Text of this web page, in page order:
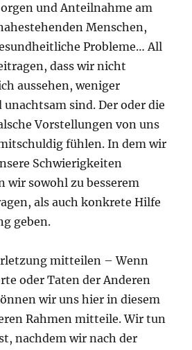
und Anteilnahme am
Menschen,
Probleme… All
dass wir nicht
aussehen, weniger
unachtsam sind. Der oder die
Vorstellungen von uns
fühlen. In dem wir
Schwierigkeiten
sowohl zu besserem
als auch konkrete Hilfe
geben.
mitteilen – Wenn
oder Taten der Anderen
wir uns hier in diesem
Rahmen mitteile. Wir tun
nachdem wir nach der